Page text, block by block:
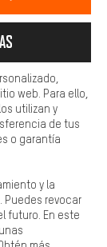
Generales
MwSt, más
.
contenido e
adecuados.
nuestro sitio web.
web. Para ello,
utilizan y
de tus
o garantía
y la
revocar
futuro. En este